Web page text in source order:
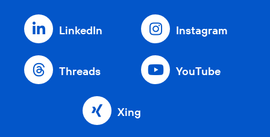
LinkedIn Instagram
Threads YouTube
Xing